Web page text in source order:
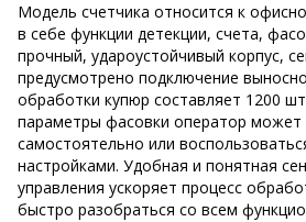
Модель счетчика относится к
в себе функции детекции, счета,
прочный, удароустойчивый корпус,
предусмотрено подключение
обработки купюр составляет 1200
параметры фасовки оператор может
самостоятельно или
настройками. Удобная и понятная
управления ускоряет процесс
быстро разобраться со всем